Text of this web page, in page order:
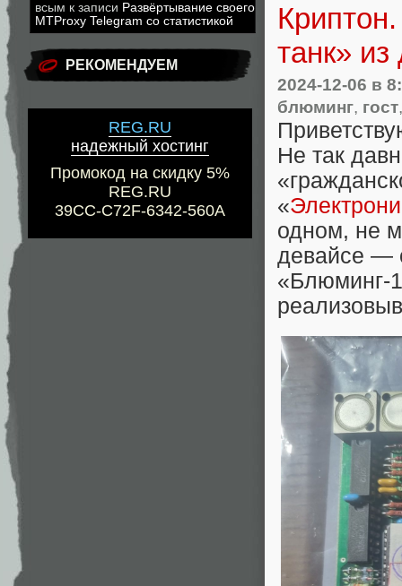
всым к записи Развёртывание своего
MTProxy Telegram со статистикой
РЕКОМЕНДУЕМ
REG.RU
надежный хостинг
Промокод на скидку 5%
REG.RU
39CC-C72F-6342-560A
танк»
2024-12-06 в
блюминг, гост
Не так
‭«
одном, не
девайсе —
«Блюминг-